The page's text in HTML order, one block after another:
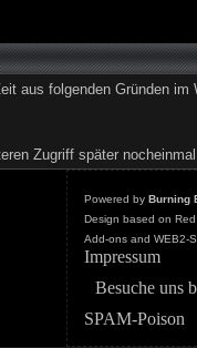
aus folgenden Gründen im
Zugriff später
Powered by Burning
Design based on
Add-ons and WEB2-
Impressum
Besuche uns
SPAM-Poison